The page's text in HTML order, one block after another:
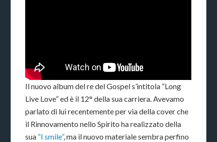
Il nuovo album del re del Gospel s’intitola “Long
Live Love” ed è il 12° della sua carriera. Avevamo
parlato di lui recentemente per via della cover che
il Rinnovamento nello Spirito ha realizzato della
sua “I smile”, ma il nuovo materiale sembra perfino